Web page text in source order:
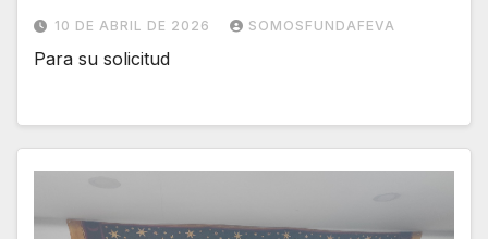
10 DE ABRIL DE 2026 SOMOSFUNDAFEVA
Para su solicitud